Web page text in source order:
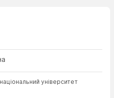
університет